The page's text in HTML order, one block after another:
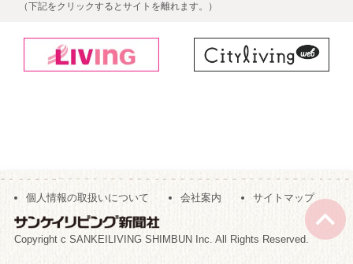
（下記をクリックするとサイトを離れます。）
個人情報の取扱いについて 会社案内 サイトマップ
Copyright c SANKEILIVING SHIMBUN Inc. All Rights Reserved.